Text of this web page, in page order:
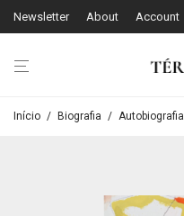
Newsletter About Account
Início / Biografia / Autobiografia